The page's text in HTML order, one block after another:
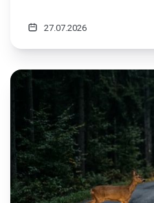
27.07.2026